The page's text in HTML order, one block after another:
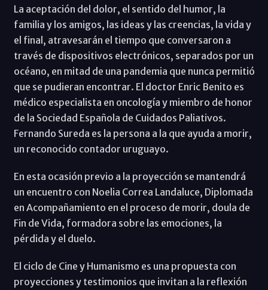
La aceptación del dolor, el sentido del humor, la
familia y los amigos, las ideas y las creencias, la vida y
el final, atravesarán el tiempo que conversaron a
través de dispositivos electrónicos, separados por un
océano, en mitad de una pandemia que nunca permitió
que se pudieran encontrar. El doctor Enric Benito es
médico especialista en oncología y miembro de honor
de la Sociedad Española de Cuidados Paliativos.
Fernando Sureda es la persona a la que ayuda a morir,
un reconocido contador uruguayo.
En esta ocasión previo a la proyección se mantendrá
un encuentro con Noelia Correa Landaluce, Diplomada
en Acompañamiento en el proceso de morir, doula de
Fin de Vida, formadora sobre las emociones, la
pérdida y el duelo.
El ciclo de Cine y Humanismo es una propuesta con
proyecciones y testimonios que invitan a la reflexión